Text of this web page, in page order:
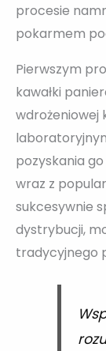
procesie
pokarmem
Pierwszym
kawałki
wdrożeniowej
pozyskania
wraz z
sukcesywnie
dystrybucji,
tradycyjnego